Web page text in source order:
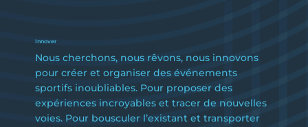
Innover
Nous cherchons, nous rêvons, nous innovons
pour créer et organiser des événements
sportifs inoubliables. Pour proposer des
expériences incroyables et tracer de nouvelles
voies. Pour bousculer l’existant et transporter